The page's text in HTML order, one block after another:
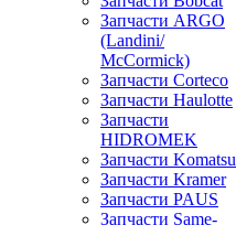
Запчасти ARGO
(Landini/
McCormick)
Запчасти Corteco
Запчасти Haulotte
Запчасти
HIDROMEK
Запчасти Komatsu
Запчасти Kramer
Запчасти PAUS
Запчасти Same-